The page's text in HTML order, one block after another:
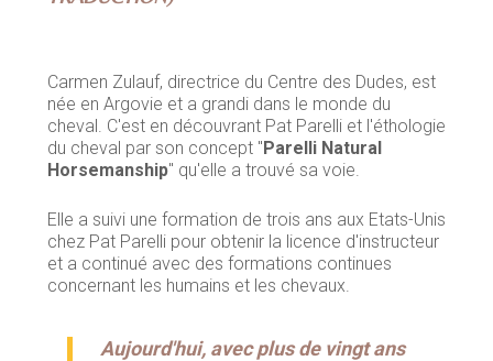
Carmen Zulauf, directrice du Centre des Dudes, est
née en Argovie et a grandi dans le monde du
cheval. C'est en découvrant Pat Parelli et l'éthologie
du cheval par son concept "Parelli Natural
Horsemanship" qu'elle a trouvé sa voie.
Elle a suivi une formation de trois ans aux Etats-Unis
chez Pat Parelli pour obtenir la licence d'instructeur
et a continué avec des formations continues
concernant les humains et les chevaux.
Aujourd'hui, avec plus de vingt ans